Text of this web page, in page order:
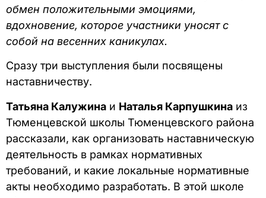
обмен положительными эмоциями,
вдохновение, которое участники уносят с
собой на весенних каникулах.
Сразу три выступления были посвящены
наставничеству.
Татьяна Калужина и Наталья Карпушкина из
Тюменцевской школы Тюменцевского района
рассказали, как организовать наставническую
деятельность в рамках нормативных
требований, и какие локальные нормативные
акты необходимо разработать. В этой школе